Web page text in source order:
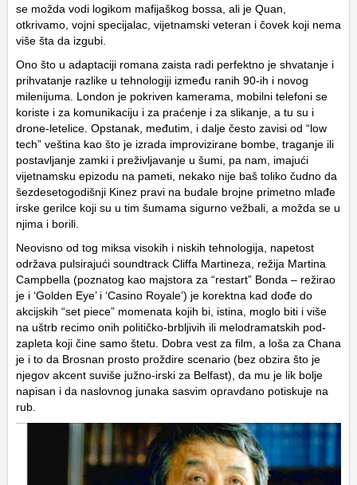
se možda vodi logikom mafijaškog bossa, ali je Quan,
otkrivamo, vojni specijalac, vijetnamski veteran i čovek koji nema
više šta da izgubi.
Ono što u adaptaciji romana zaista radi perfektno je shvatanje i
prihvatanje razlike u tehnologiji između ranih 90-ih i novog
milenijuma. London je pokriven kamerama, mobilni telefoni se
koriste i za komunikaciju i za praćenje i za slikanje, a tu su i
drone-letelice. Opstanak, međutim, i dalje često zavisi od “low
tech” veština kao što je izrada improvizirane bombe, traganje ili
postavljanje zamki i preživljavanje u šumi, pa nam, imajući
vijetnamsku epizodu na pameti, nekako nije baš toliko čudno da
šezdesetogodišnji Kinez pravi na budale brojne primetno mlađe
irske gerilce koji su u tim šumama sigurno vežbali, a možda se u
njima i borili.
Neovisno od tog miksa visokih i niskih tehnologija, napetost
održava pulsirajući soundtrack Cliffa Martineza, režija Martina
Campbella (poznatog kao majstora za “restart” Bonda – režirao
je i ‘Golden Eye’ i ‘Casino Royale’) je korektna kad dođe do
akcijskih “set piece” momenata kojih bi, istina, moglo biti i više
na uštrb recimo onih političko-brbljivih ili melodramatskih pod-
zapleta koji čine samo štetu. Dobra vest za film, a loša za Chana
je i to da Brosnan prosto proždire scenario (bez obzira što je
njegov akcent suviše južno-irski za Belfast), da mu je lik bolje
napisan i da naslovnog junaka sasvim opravdano potiskuje na
rub.